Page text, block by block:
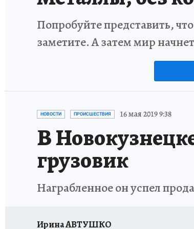
Попробуйте представить,
заметите. А затем мир
НОВОСТИ ПРОИСШЕСТВИЯ 16 мая 2019 9:38
В
грузовик
Награбленное он успел
Ирина АВТУШКО